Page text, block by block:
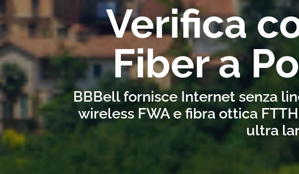
Verifica
Fiber a
BBBell fornisce Internet senza
wireless FWA e fibra ottica
ultra